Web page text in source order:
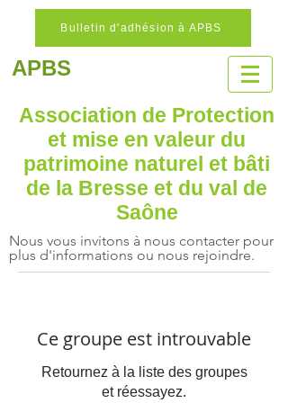
Bulletin d'adhésion à APBS
APBS
Association de Protection
et mise en valeur du
patrimoine naturel et bâti
de la Bresse et du val de
Saône
Nous vous invitons à nous contacter pour
plus d'informations ou nous rejoindre.
Ce groupe est introuvable
Retournez à la liste des groupes
et réessayez.